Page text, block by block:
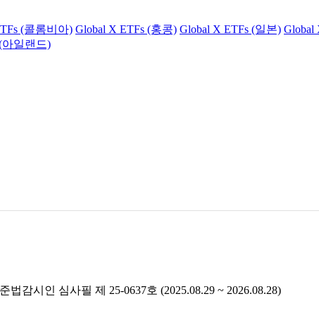
(콜롬비아) Global X ETFs (홍콩) Global X ETFs (일본) Global
아일랜드)
법감시인 심사필 제 25-0637호 (2025.08.29 ~ 2026.08.28)